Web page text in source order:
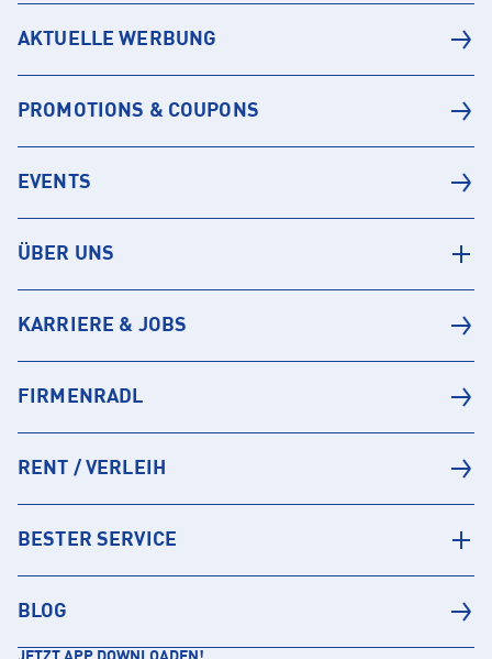
AKTUELLE WERBUNG
PROMOTIONS & COUPONS
EVENTS
ÜBER UNS
KARRIERE & JOBS
FIRMENRADL
RENT / VERLEIH
BESTER SERVICE
BLOG